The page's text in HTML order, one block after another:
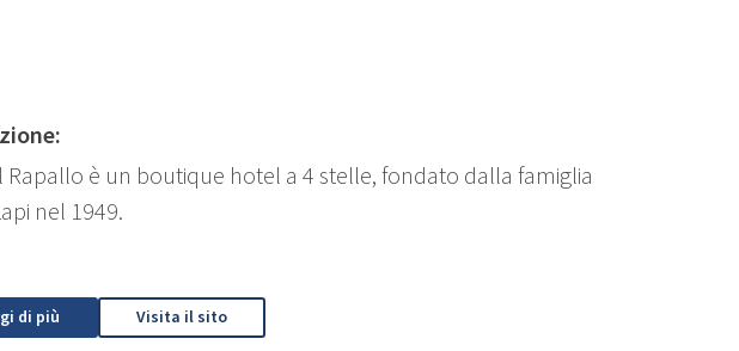
Rapallo è un boutique hotel a 4 stelle, fondato dalla famiglia
nel 1949.
di più Visita il sito